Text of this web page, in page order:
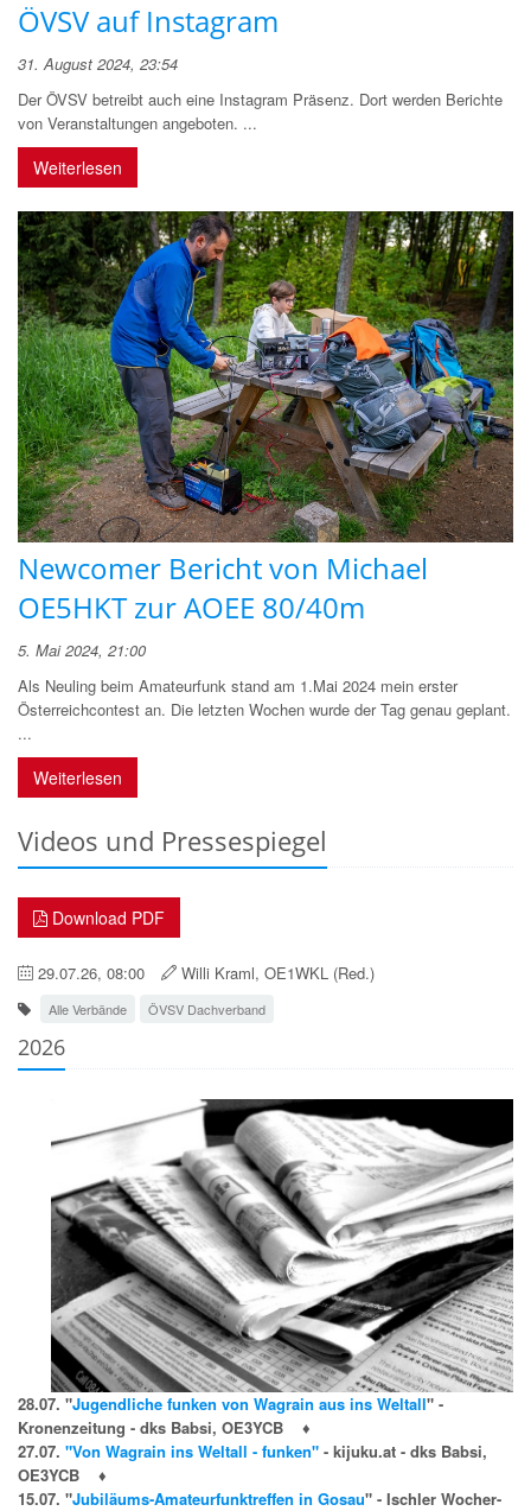
ÖVSV auf Instagram
31. August 2024, 23:54
Der ÖVSV betreibt auch eine Instagram Präsenz. Dort werden Berichte
von Veranstaltungen angeboten. ...
Weiterlesen
Newcomer Bericht von Michael
OE5HKT zur AOEE 80/40m
5. Mai 2024, 21:00
Als Neuling beim Amateurfunk stand am 1.Mai 2024 mein erster
Österreichcontest an. Die letzten Wochen wurde der Tag genau geplant.
...
Weiterlesen
Videos und Pressespiegel
Download PDF
29.07.26, 08:00 Willi Kraml, OE1WKL (Red.)
Alle Verbände ÖVSV Dachverband
2026
28.07. "Jugendliche funken von Wagrain aus ins Weltall" -
Kronenzeitung - dks Babsi, OE3YCB
♦
27.07. "Von Wagrain ins Weltall - funken" - kijuku.at - dks Babsi,
OE3YCB
♦
15.07. "Jubiläums-Amateurfunktreffen in Gosau" - Ischler Wocher-